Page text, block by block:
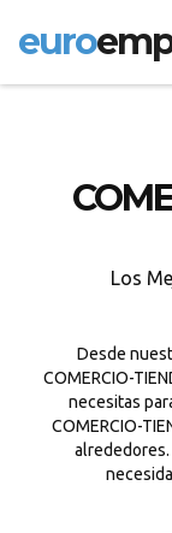
euro
Los
Desde
COMERCIO-
necesitas
COMERCIO-
alrededores.